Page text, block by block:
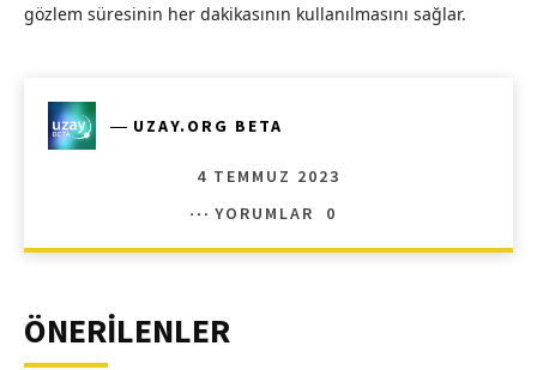
gözlem süresinin her dakikasının kullanılmasını sağlar.
― UZAY.ORG BETA
4 TEMMUZ 2023
YORUMLAR
0
ÖNERİLENLER